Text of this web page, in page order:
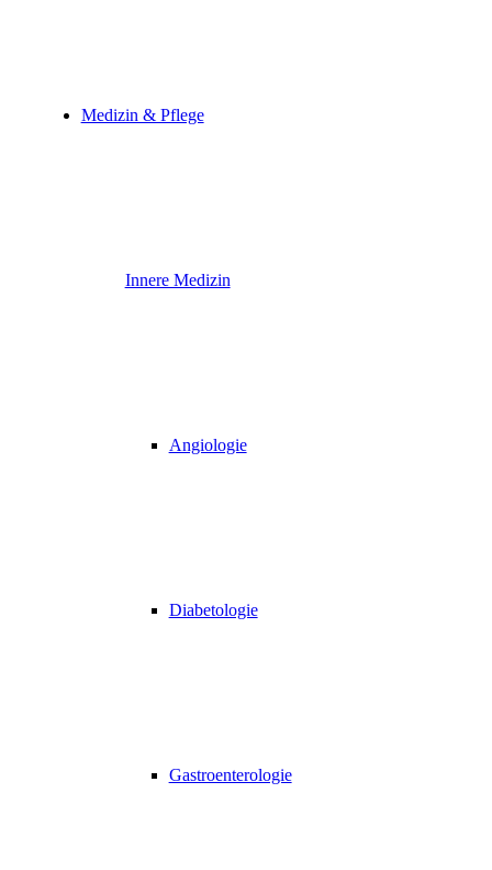
Medizin & Pflege
Innere Medizin
Angiologie
Diabetologie
Gastroenterologie